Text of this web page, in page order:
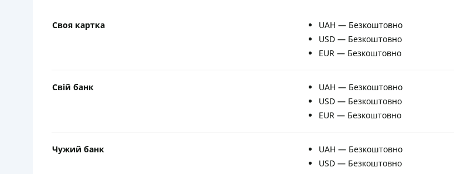
Своя картка
UAH — Безкоштовно
USD — Безкоштовно
EUR — Безкоштовно
Свій банк
UAH — Безкоштовно
USD — Безкоштовно
EUR — Безкоштовно
Чужий банк
UAH — Безкоштовно
USD — Безкоштовно